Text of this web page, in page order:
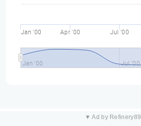
Jan '00 Apr '00 Jul '00
Jan '00 Jul '00
▼ Ad by Refinery89